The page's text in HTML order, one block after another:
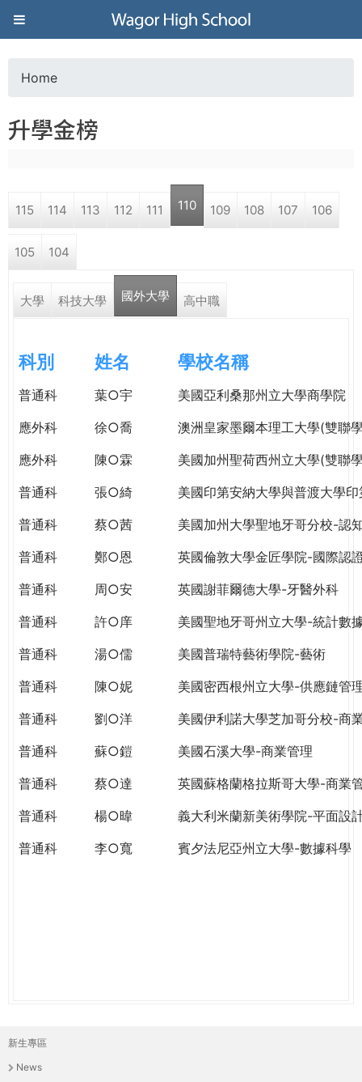
Jump to navigation
葳
格
高
學
格。
WAGOR
TODAY
THE
WORLD
PUTTING
YOU
THE
o
a
r
e
e
r
e
Home
升學金榜
115 114 113 112 111 110 109 108 107 106
105 104
大學 科技大學 國外大學 高中職
科別 姓名 學校名稱
普通科 葉○宇
美國亞利桑那州立大學商學院
應外科
徐○喬
澳洲皇家墨爾本理工大學(雙聯
應外科
陳○霖
美國加州聖荷西州立大學(雙聯
普通科
張○綺
美國印第安納大學與普渡大學
普通科
蔡○茜
美國加州大學聖地牙哥分校-認
普通科
鄭○恩
英國倫敦大學金匠學院-國際認
普通科
周○安
英國謝菲爾德大學-牙醫外科
普通科
許○庠
美國聖地牙哥州立大學-統計數
普通科
湯○儒
美國普瑞特藝術學院-藝術
普通科
陳○妮
美國密西根州立大學-供應鏈管
普通科
劉○洋
美國伊利諾大學芝加哥分校-商
普通科
蘇○鎧
美國石溪大學-商業管理
普通科
蔡○達
英國蘇格蘭格拉斯哥大學-商業
普通科
楊○暐
義大利米蘭新美術學院-平面設
普通科
李○寬 賓夕法尼亞州立大學-數據科學
主
新生專區
News